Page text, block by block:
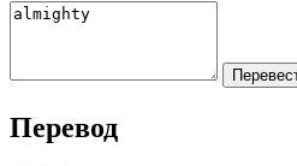
Перевод